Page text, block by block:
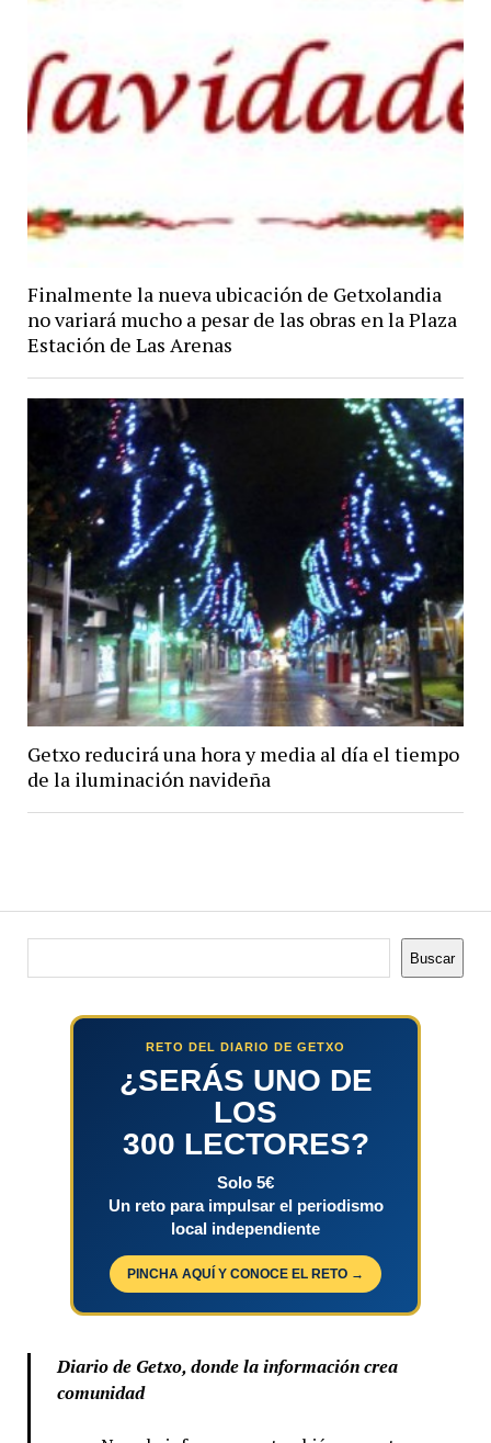
Finalmente la nueva ubicación de Getxolandia
no variará mucho a pesar de las obras en la Plaza
Estación de Las Arenas
Getxo reducirá una hora y media al día el tiempo
de la iluminación navideña
Buscar
RETO DEL DIARIO DE GETXO
¿SERÁS UNO DE
LOS
300 LECTORES?
Solo 5€
Un reto para impulsar el periodismo
local independiente
PINCHA AQUÍ Y CONOCE EL RETO →
Diario de Getxo, donde la información crea
comunidad